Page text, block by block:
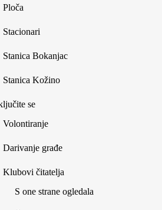
Ploča
Stacionari
Stanica Bokanjac
Stanica Kožino
se
Volontiranje
Darivanje građe
Klubovi čitatelja
S one strane ogledala